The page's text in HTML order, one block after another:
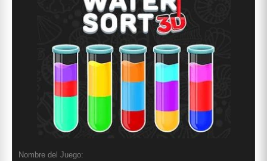
Nombre del Juego: